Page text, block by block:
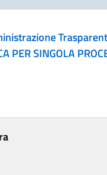
PER SINGOLA